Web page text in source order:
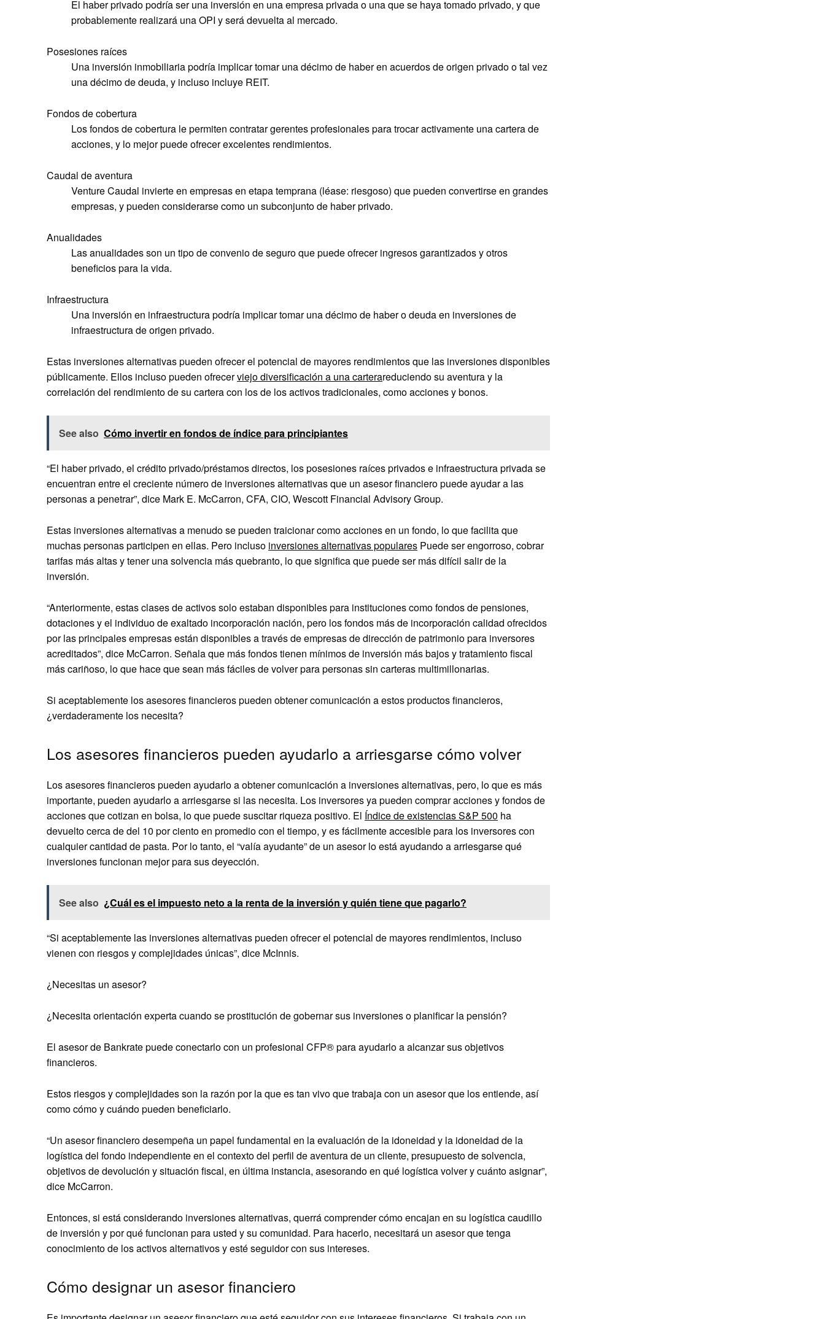
El haber privado podría ser una inversión en una empresa privada o una que se haya tomado privado, y que
probablemente realizará una OPI y será devuelta al mercado.
Posesiones raíces
Una inversión inmobiliaria podría implicar tomar una décimo de haber en acuerdos de origen privado o tal vez
una décimo de deuda, y incluso incluye REIT.
Fondos de cobertura
Los fondos de cobertura le permiten contratar gerentes profesionales para trocar activamente una cartera de
acciones, y lo mejor puede ofrecer excelentes rendimientos.
Caudal de aventura
Venture Caudal invierte en empresas en etapa temprana (léase: riesgoso) que pueden convertirse en grandes
empresas, y pueden considerarse como un subconjunto de haber privado.
Anualidades
Las anualidades son un tipo de convenio de seguro que puede ofrecer ingresos garantizados y otros
beneficios para la vida.
Infraestructura
Una inversión en infraestructura podría implicar tomar una décimo de haber o deuda en inversiones de
infraestructura de origen privado.
Estas inversiones alternativas pueden ofrecer el potencial de mayores rendimientos que las inversiones disponibles
públicamente. Ellos incluso pueden ofrecerviejo diversificación a una carterareduciendo su aventura y la
correlación del rendimiento de su cartera con los de los activos tradicionales, como acciones y bonos.
See also Cómo invertir en fondos de índice para principiantes
“El haber privado, el crédito privado/préstamos directos, los posesiones raíces privados e infraestructura privada se
encuentran entre el creciente número de inversiones alternativas que un asesor financiero puede ayudar a las
personas a penetrar”, dice Mark E. McCarron, CFA, CIO, Wescott Financial Advisory Group.
Estas inversiones alternativas a menudo se pueden traicionar como acciones en un fondo, lo que facilita que
muchas personas participen en ellas. Pero incluso inversiones alternativas populares Puede ser engorroso, cobrar
tarifas más altas y tener una solvencia más quebranto, lo que significa que puede ser más difícil salir de la
inversión.
“Anteriormente, estas clases de activos solo estaban disponibles para instituciones como fondos de pensiones,
dotaciones y el individuo de exaltado incorporación nación, pero los fondos más de incorporación calidad ofrecidos
por las principales empresas están disponibles a través de empresas de dirección de patrimonio para inversores
acreditados”, dice McCarron. Señala que más fondos tienen mínimos de inversión más bajos y tratamiento fiscal
más cariñoso, lo que hace que sean más fáciles de volver para personas sin carteras multimillonarias.
Si aceptablemente los asesores financieros pueden obtener comunicación a estos productos financieros,
¿verdaderamente los necesita?
Los asesores financieros pueden ayudarlo a arriesgarse cómo volver
Los asesores financieros pueden ayudarlo a obtener comunicación a inversiones alternativas, pero, lo que es más
importante, pueden ayudarlo a arriesgarse si las necesita. Los inversores ya pueden comprar acciones y fondos de
acciones que cotizan en bolsa, lo que puede suscitar riqueza positivo. El Índice de existencias S&P 500 ha
devuelto cerca de del 10 por ciento en promedio con el tiempo, y es fácilmente accesible para los inversores con
cualquier cantidad de pasta. Por lo tanto, el “valía ayudante” de un asesor lo está ayudando a arriesgarse qué
inversiones funcionan mejor para sus deyección.
See also ¿Cuál es el impuesto neto a la renta de la inversión y quién tiene que pagarlo?
“Si aceptablemente las inversiones alternativas pueden ofrecer el potencial de mayores rendimientos, incluso
vienen con riesgos y complejidades únicas”, dice McInnis.
¿Necesitas un asesor?
¿Necesita orientación experta cuando se prostitución de gobernar sus inversiones o planificar la pensión?
El asesor de Bankrate puede conectarlo con un profesional CFP® para ayudarlo a alcanzar sus objetivos
financieros.
Estos riesgos y complejidades son la razón por la que es tan vivo que trabaja con un asesor que los entiende, así
como cómo y cuándo pueden beneficiarlo.
“Un asesor financiero desempeña un papel fundamental en la evaluación de la idoneidad y la idoneidad de la
logística del fondo independiente en el contexto del perfil de aventura de un cliente, presupuesto de solvencia,
objetivos de devolución y situación fiscal, en última instancia, asesorando en qué logística volver y cuánto asignar”,
dice McCarron.
Entonces, si está considerando inversiones alternativas, querrá comprender cómo encajan en su logística caudillo
de inversión y por qué funcionan para usted y su comunidad. Para hacerlo, necesitará un asesor que tenga
conocimiento de los activos alternativos y esté seguidor con sus intereses.
Cómo designar un asesor financiero